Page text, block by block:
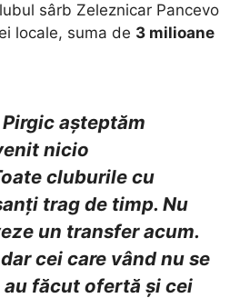
sârb Zeleznicar Pancevo
locale, suma de 3 milioane
așteptăm
nicio
cluburile cu
trag de timp. Nu
un transfer acum.
cei care vând nu se
au făcut ofertă și cei